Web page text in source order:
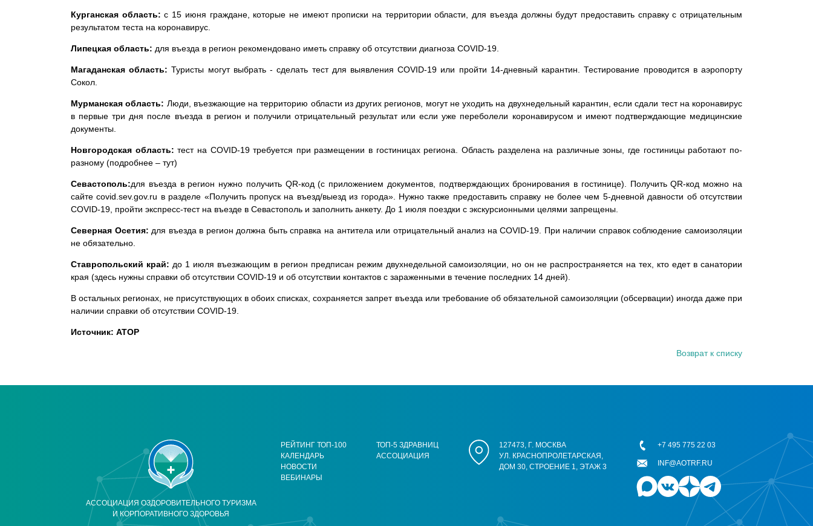
Курганская область: с 15 июня граждане, которые не имеют прописки на территории области, для въезда должны будут предоставить справку с отрицательным
результатом теста на коронавирус.
Липецкая область: для въезда в регион рекомендовано иметь справку об отсутствии диагноза COVID-19.
Магаданская область: Туристы могут выбрать - сделать тест для выявления COVID-19 или пройти 14-дневный карантин. Тестирование проводится в аэропорту
Сокол.
Мурманская область: Люди, въезжающие на территорию области из других регионов, могут не уходить на двухнедельный карантин, если сдали тест на коронавирус
в первые три дня после въезда в регион и получили отрицательный результат или если уже переболели коронавирусом и имеют подтверждающие медицинские
документы.
Новгородская область: тест на COVID-19 требуется при размещении в гостиницах региона. Область разделена на различные зоны, где гостиницы работают по-
разному (подробнее – тут)
Севастополь:для въезда в регион нужно получить QR-код (с приложением документов, подтверждающих бронирования в гостинице). Получить QR-код можно на
сайте covid.sev.gov.ru в разделе «Получить пропуск на въезд/выезд из города». Нужно также предоставить справку не более чем 5-дневной давности об отсутствии
COVID-19, пройти экспресс-тест на въезде в Севастополь и заполнить анкету. До 1 июля поездки с экскурсионными целями запрещены.
Северная Осетия: для въезда в регион должна быть справка на антитела или отрицательный анализ на COVID-19. При наличии справок соблюдение самоизоляции
не обязательно.
Ставропольский край: до 1 июля въезжающим в регион предписан режим двухнедельной самоизоляции, но он не распространяется на тех, кто едет в санатории
края (здесь нужны справки об отсутствии COVID-19 и об отсутствии контактов с зараженными в течение последних 14 дней).
В остальных регионах, не присутствующих в обоих списках, сохраняется запрет въезда или требование об обязательной самоизоляции (обсервации) иногда даже при
наличии справки об отсутствии COVID-19.
Источник: АТОР
Возврат к списку
АССОЦИАЦИЯ ОЗДОРОВИТЕЛЬНОГО ТУРИЗМА
И КОРПОРАТИВНОГО ЗДОРОВЬЯ
РЕЙТИНГ ТОП-100
КАЛЕНДАРЬ
НОВОСТИ
ВЕБИНАРЫ
ТОП-5 ЗДРАВНИЦ
АССОЦИАЦИЯ
127473, Г. МОСКВА
УЛ. КРАСНОПРОЛЕТАРСКАЯ,
ДОМ 30, СТРОЕНИЕ 1, ЭТАЖ 3
+7 495 775 22 03
INF@AOTRF.RU